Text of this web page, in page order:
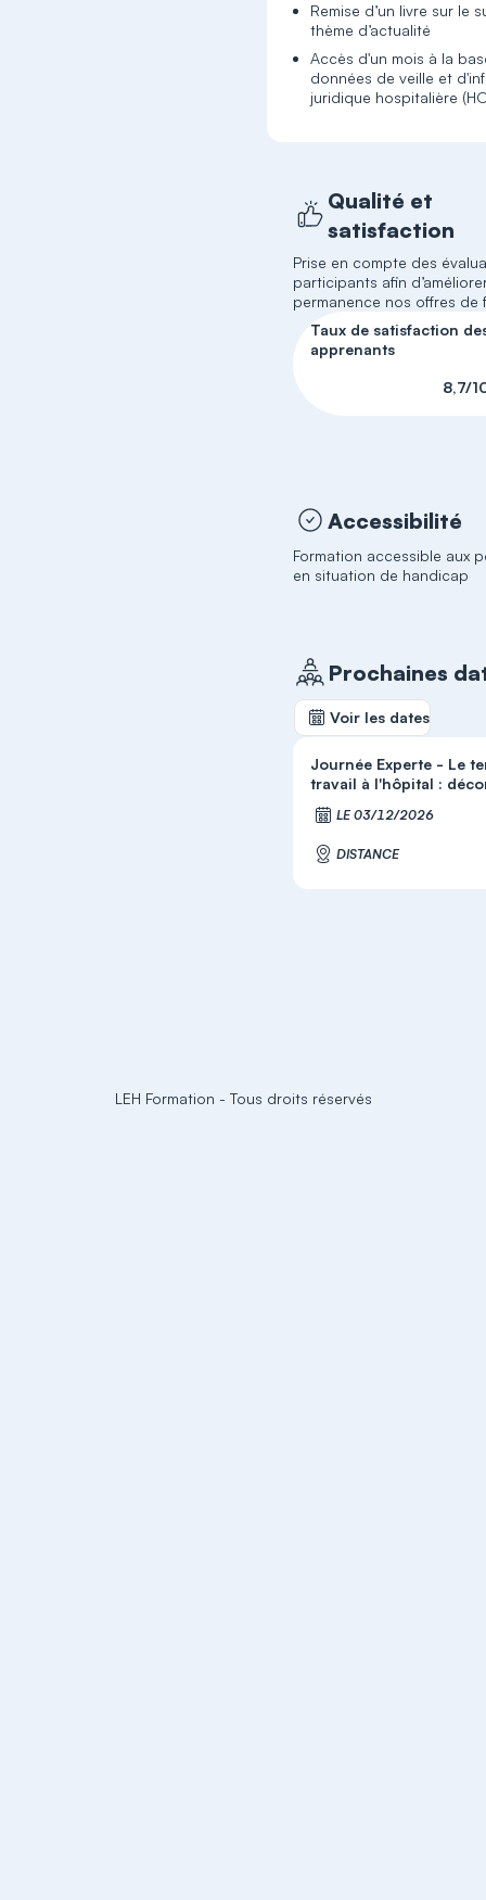
Remise d’un livre sur le
thème d’actualité
Accès d'un mois à la
données de veille et
juridique hospitalière
Qualité et
satisfaction
Prise en compte des
participants afin
permanence nos offres de
Taux de satisfaction
apprenants
8,7/
Accessibilité
Formation accessible aux
en situation de handicap
Prochaines
Voir les dates
Journée Experte - Le
travail à l'hôpital :
LE 03/12/2026
DISTANCE
LEH Formation - Tous droits réservés